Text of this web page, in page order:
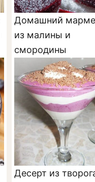
Домашний
из малины и
смородины
Десерт из